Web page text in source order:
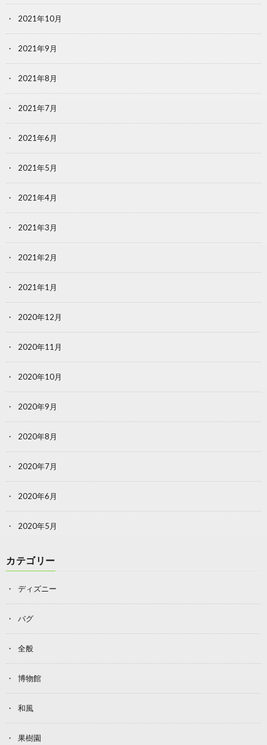
2021年10月
2021年9月
2021年8月
2021年7月
2021年6月
2021年5月
2021年4月
2021年3月
2021年2月
2021年1月
2020年12月
2020年11月
2020年10月
2020年9月
2020年8月
2020年7月
2020年6月
2020年5月
カテゴリー
ディズニー
バグ
全般
博物館
和風
果樹園